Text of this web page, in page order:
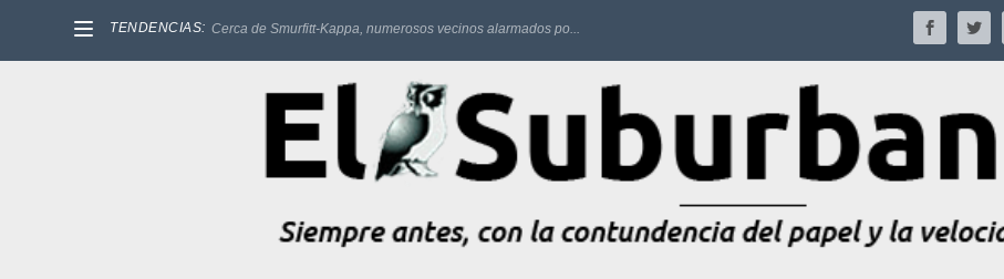
TENDENCIAS: Cerca de Smurfitt-Kappa, numerosos vecinos alarmados po...